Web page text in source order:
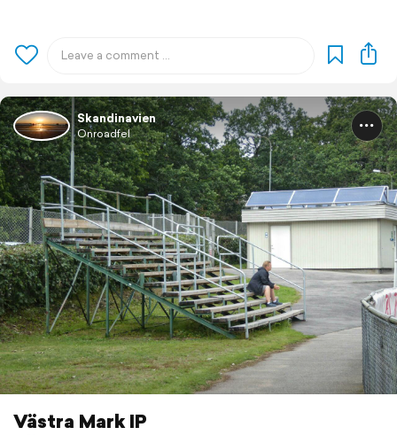
Skandinavien
Onroadfel
Västra Mark IP